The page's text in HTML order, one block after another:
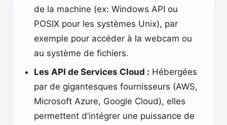
de la machine (ex: Windows API ou
POSIX pour les systèmes Unix), par
exemple pour accéder à la webcam ou
au système de fichiers.
Les API de Services Cloud : Hébergées
par de gigantesques fournisseurs (AWS,
Microsoft Azure, Google Cloud), elles
permettent d’intégrer une puissance de